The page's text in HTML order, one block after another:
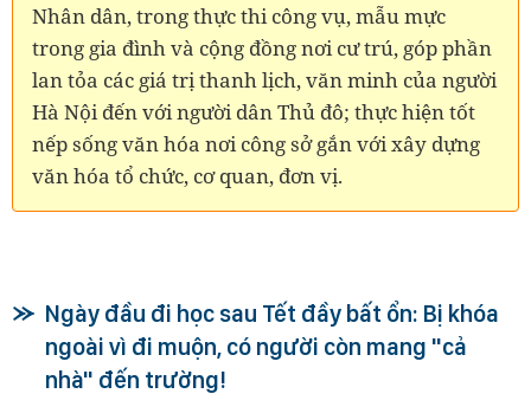
Nhân dân, trong thực thi công vụ, mẫu mực
trong gia đình và cộng đồng nơi cư trú, góp phần
lan tỏa các giá trị thanh lịch, văn minh của người
Hà Nội đến với người dân Thủ đô; thực hiện tốt
nếp sống văn hóa nơi công sở gắn với xây dựng
văn hóa tổ chức, cơ quan, đơn vị.
Ngày đầu đi học sau Tết đầy bất ổn: Bị khóa
ngoài vì đi muộn, có người còn mang "cả
nhà" đến trường!